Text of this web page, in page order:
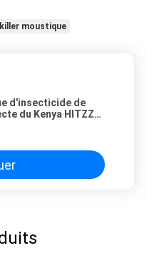
moustique
d'insecticide de
du Kenya HITZZ